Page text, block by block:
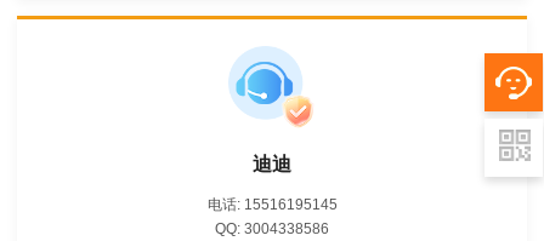
迪迪
电话: 15516195145
QQ: 3004338586